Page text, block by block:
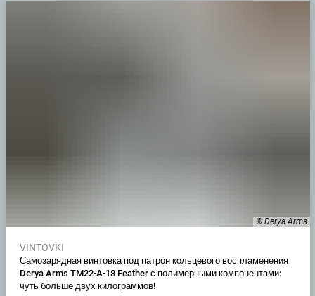
© Derya Arms
VINTOVKI
Самозарядная винтовка под патрон кольцевого воспламенения
Derya Arms TM22-A-18 Feather с полимерными компонентами:
чуть больше двух килограммов!